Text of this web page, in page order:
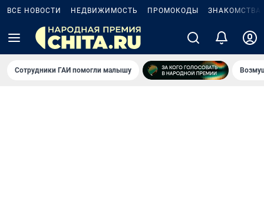
ВСЕ НОВОСТИ НЕДВИЖИМОСТЬ ПРОМОКОДЫ ЗНАКОМСТВА
Сотрудники ГАИ помогли малышу